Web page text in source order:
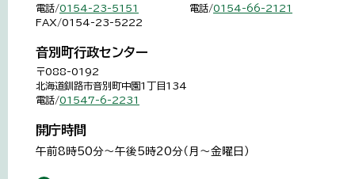
電話/0154-23-5151
FAX/0154-23-5222
電話/0154-66-2121
音別町行政センター
〒088-0192
北海道釧路市音別町中園1丁目134
電話/01547-6-2231
開庁時間
午前8時50分～午後5時20分（月～金曜日）